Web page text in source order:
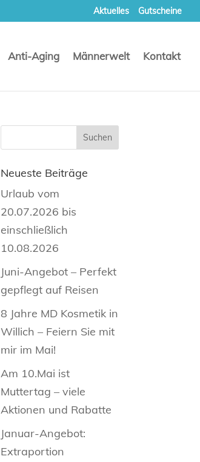
Aktuelles Gutscheine
Anti-Aging Männerwelt Kontakt
Neueste Beiträge
Urlaub vom
20.07.2026 bis
einschließlich
10.08.2026
Juni-Angebot – Perfekt
gepflegt auf Reisen
8 Jahre MD Kosmetik in
Willich – Feiern Sie mit
mir im Mai!
Am 10.Mai ist
Muttertag – viele
Aktionen und Rabatte
Januar-Angebot:
Extraportion